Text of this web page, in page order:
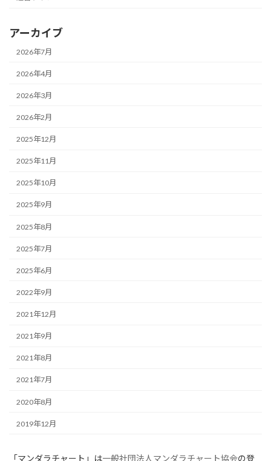
アーカイブ
2026年7月
2026年4月
2026年3月
2026年2月
2025年12月
2025年11月
2025年10月
2025年9月
2025年8月
2025年7月
2025年6月
2022年9月
2021年12月
2021年9月
2021年8月
2021年7月
2020年8月
2019年12月
「マンダラチャート」は一般社団法人マンダラチャート協会の登